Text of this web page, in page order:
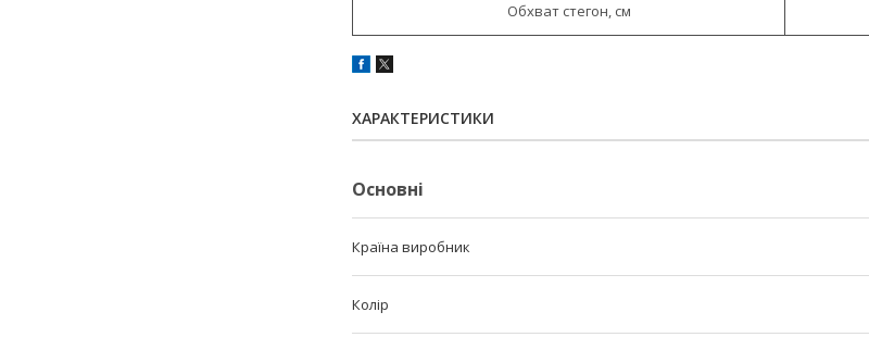
Обхват стегон, см
ХАРАКТЕРИСТИКИ
Основні
Країна виробник
Колір